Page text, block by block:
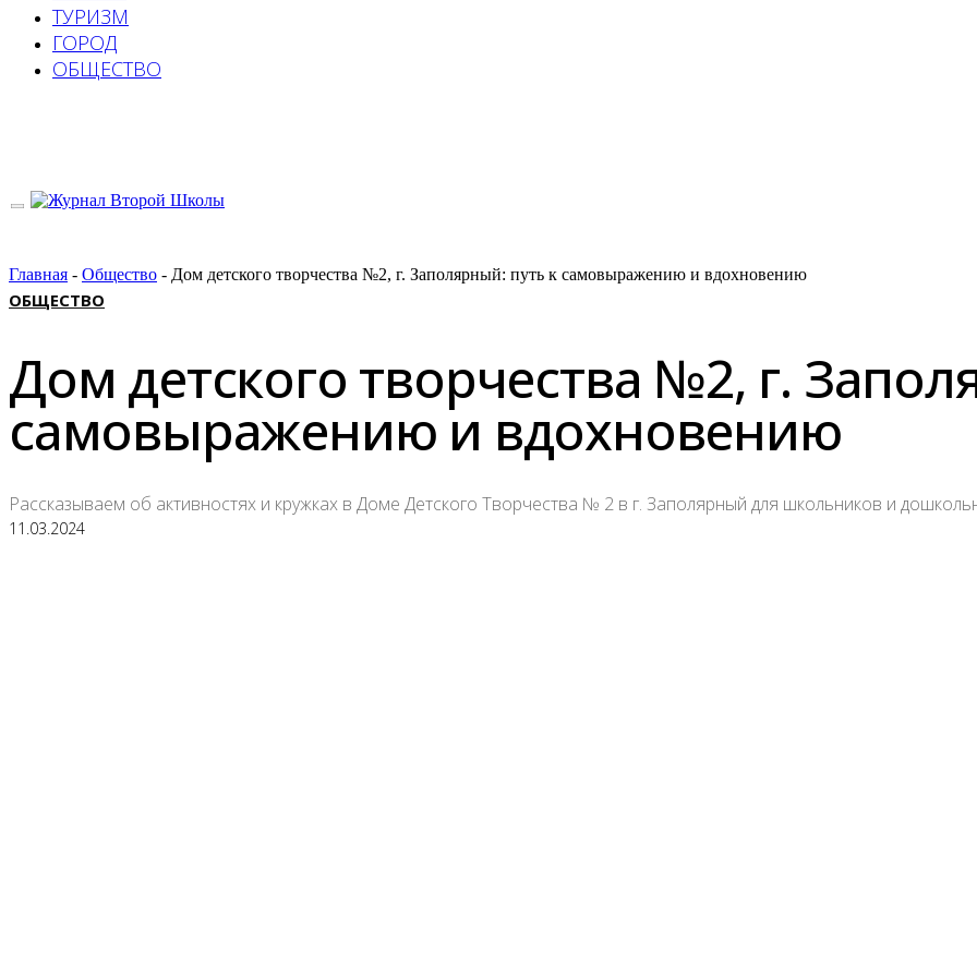
ТУРИЗМ
ГОРОД
ОБЩЕСТВО
Главная - Общество - Дом детского творчества №2, г. Заполярный: путь к самовыражению и вдохновению
ОБЩЕСТВО
Дом детского творчества №2, г.
самовыражению и вдохновению
Рассказываем об активностях и кружках в Доме Детского Творчества № 2 в г. Заполярный для школьников и
11.03.2024